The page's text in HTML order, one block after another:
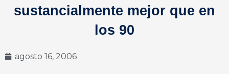
sustancialmente mejor que en
los 90
agosto 16, 2006